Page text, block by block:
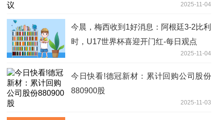
2025-11-04
今晨，梅西收到1好消息：阿根廷3-2比利
时，U17世界杯喜迎开门红-每日观点
2025-11-04
今日快看!德冠新材：累计回购公司股份
880900股
2025-11-03